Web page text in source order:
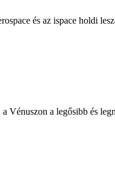
és az ispace holdi
Vénuszon a legősibb és